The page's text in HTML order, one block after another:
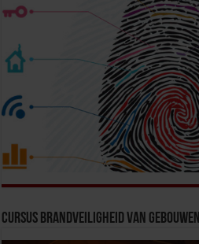
Cursus Brandveiligheid van Gebouwen